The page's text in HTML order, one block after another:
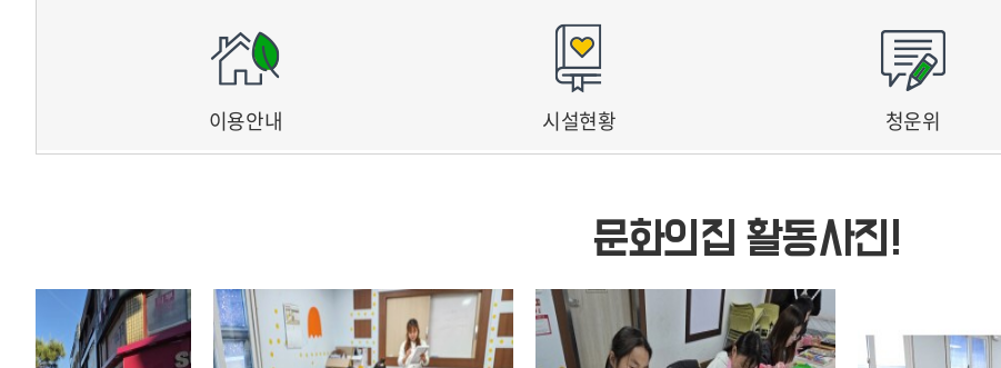
동아리 연합 교류활동 및 자치기구 연합 워크숍 참여 기회 제공
: 홈페이지·인스타그램에 안내된 네이버폼(QR코드/링크) 접수
전화 접수: 043-652-0055
※ 네이버폼 접수 후 신청자에 한해 개별 안내를 통해 신청서를 제출받으며, 제출 서류 검토를 통해 최종 선정됩니다.
■ 문의
이용안내 시설현황 청운위
문화의집 활동사진!